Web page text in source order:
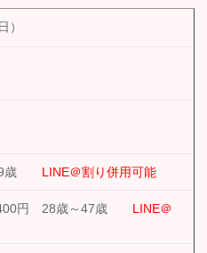
）
歳 LINE＠割り併用可能
円 28歳～47歳
LINE＠